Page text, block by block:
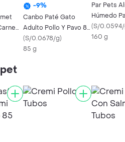
-9%
Canbo Paté Gato
Adulto Pollo Y Pavo 85
Gr
(S/0.0678/g)
85 g
Par Pets
Húmedo
Paté De
160 Gr
(S/
160 g